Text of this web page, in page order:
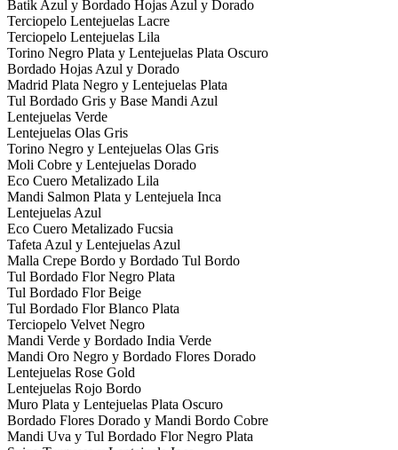
Batik Azul y Bordado Hojas Azul y Dorado
Terciopelo Lentejuelas Lacre
Terciopelo Lentejuelas Lila
Torino Negro Plata y Lentejuelas Plata Oscuro
Bordado Hojas Azul y Dorado
Madrid Plata Negro y Lentejuelas Plata
Tul Bordado Gris y Base Mandi Azul
Lentejuelas Verde
Lentejuelas Olas Gris
Torino Negro y Lentejuelas Olas Gris
Moli Cobre y Lentejuelas Dorado
Eco Cuero Metalizado Lila
Mandi Salmon Plata y Lentejuela Inca
Lentejuelas Azul
Eco Cuero Metalizado Fucsia
Tafeta Azul y Lentejuelas Azul
Malla Crepe Bordo y Bordado Tul Bordo
Tul Bordado Flor Negro Plata
Tul Bordado Flor Beige
Tul Bordado Flor Blanco Plata
Terciopelo Velvet Negro
Mandi Verde y Bordado India Verde
Mandi Oro Negro y Bordado Flores Dorado
Lentejuelas Rose Gold
Lentejuelas Rojo Bordo
Muro Plata y Lentejuelas Plata Oscuro
Bordado Flores Dorado y Mandi Bordo Cobre
Mandi Uva y Tul Bordado Flor Negro Plata